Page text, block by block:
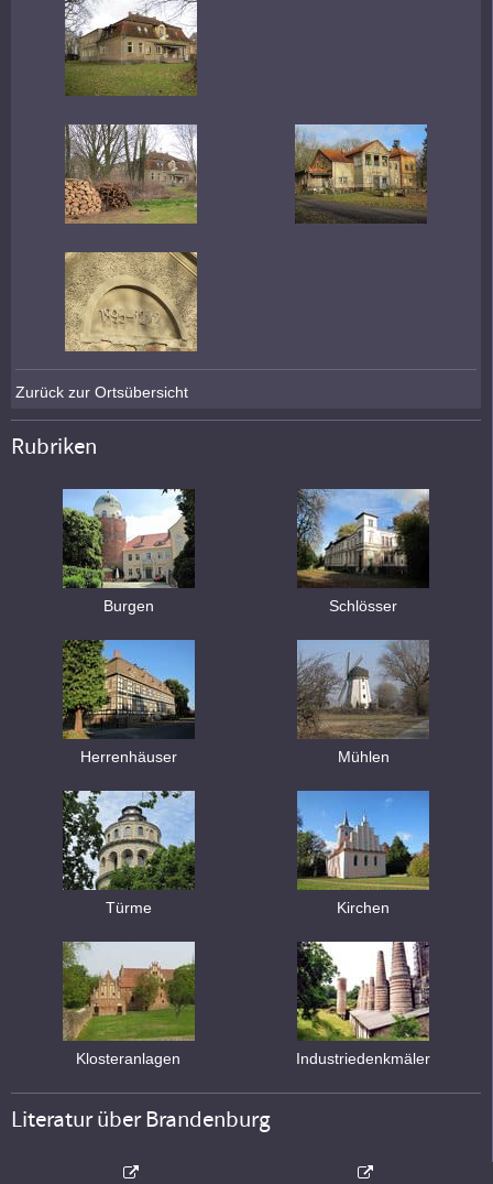
Zurück zur Ortsübersicht
Rubriken
Burgen Schlösser
Herrenhäuser Mühlen
Türme Kirchen
Klosteranlagen Industriedenkmäler
Literatur über Brandenburg